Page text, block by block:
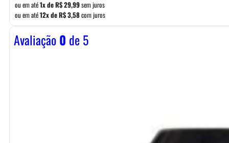
ou em até1x deR$29,99sem juros
ou em até12x deR$3,58com juros
Avaliação0 de 5